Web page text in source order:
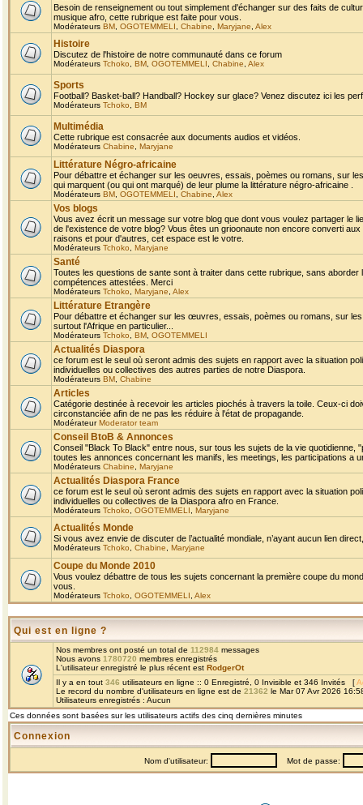
Besoin de renseignement ou tout simplement d'échanger sur des faits de
musique afro, cette rubrique est faite pour vous.
Modérateurs BM OGOTEMMELI Chabine Maryjane Alex
Histoire
Discutez de l'histoire de notre communauté dans ce forum
Modérateurs Tchoko BM OGOTEMMELI Chabine Alex
Sports
Football? Basket-ball? Handball? Hockey sur glace? Venez discutez ici les
Modérateurs Tchoko BM
Multimédia
Cette rubrique est consacrée aux documents audios et vidéos.
Modérateurs Chabine Maryjane
Littérature Négro-africaine
Pour débattre et échanger sur les oeuvres, essais, poèmes ou romans, sur
qui marquent (ou qui ont marqué) de leur plume la littérature négro-africaine .
Modérateurs BM OGOTEMMELI Chabine Alex
Vos blogs
Vous avez écrit un message sur votre blog que dont vous voulez partager le
de l'existence de votre blog? Vous êtes un grioonaute non encore converti
raisons et pour d'autres, cet espace est le votre.
Modérateurs Tchoko Maryjane
Santé
Toutes les questions de sante sont à traiter dans cette rubrique, sans
compétences attestées. Merci
Modérateurs Tchoko Maryjane Alex
Littérature Etrangère
Pour débattre et échanger sur les œuvres, essais, poèmes ou romans, sur
surtout l'Afrique en particulier...
Modérateurs Tchoko BM OGOTEMMELI
Actualités Diaspora
ce forum est le seul où seront admis des sujets en rapport avec la situation
individuelles ou collectives des autres parties de notre Diaspora.
Modérateurs BM Chabine
Articles
Catégorie destinée à recevoir les articles piochés à travers la toile. Ceux-ci
circonstanciée afin de ne pas les réduire à l'état de propagande.
ModérateurModerator team
Conseil BtoB & Annonces
Conseil "Black To Black" entre nous, sur tous les sujets de la vie
toutes les annonces concernant les manifs, les meetings, les participations a
Modérateurs Chabine Maryjane
Actualités Diaspora France
ce forum est le seul où seront admis des sujets en rapport avec la situation
individuelles ou collectives de la Diaspora afro en France.
Modérateurs Tchoko OGOTEMMELI Maryjane
Actualités Monde
Si vous avez envie de discuter de l’actualité mondiale, n’ayant aucun lien
Modérateurs Tchoko Chabine Maryjane
Coupe du Monde 2010
Vous voulez débattre de tous les sujets concernant la première coupe du
vous.
Modérateurs Tchoko OGOTEMMELI Alex
Qui est en ligne ?
Nos membres ont posté un total de 112984 messages
Nous avons 1780720 membres enregistrés
L'utilisateur enregistré le plus récent est RodgerOt
Il y a en tout 346 utilisateurs en ligne :: 0 Enregistré, 0 Invisible et 346 Invités [
Le record du nombre d'utilisateurs en ligne est de 21362 le Mar 07 Avr 2026
Utilisateurs enregistrés : Aucun
Ces données sont basées sur les utilisateurs actifs des cinq dernières minutes
Connexion
Nom d'utilisateur: Mot de passe: